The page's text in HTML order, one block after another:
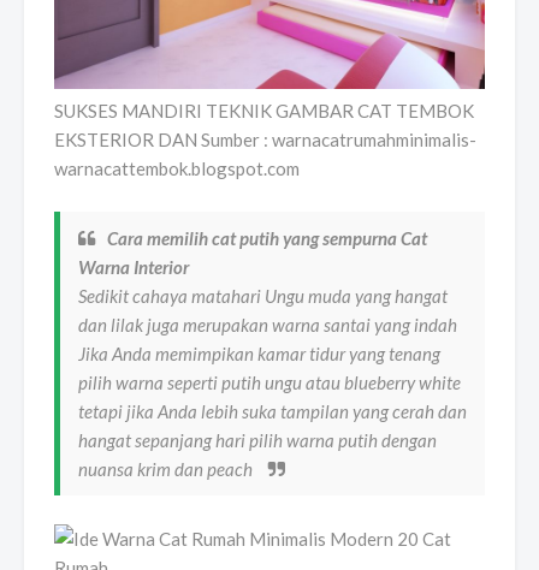
SUKSES MANDIRI TEKNIK GAMBAR CAT TEMBOK
EKSTERIOR DAN Sumber : warnacatrumahminimalis-
warnacattembok.blogspot.com
Cara memilih cat putih yang sempurna Cat
Warna Interior
Sedikit cahaya matahari Ungu muda yang hangat
dan lilak juga merupakan warna santai yang indah
Jika Anda memimpikan kamar tidur yang tenang
pilih warna seperti putih ungu atau blueberry white
tetapi jika Anda lebih suka tampilan yang cerah dan
hangat sepanjang hari pilih warna putih dengan
nuansa krim dan peach